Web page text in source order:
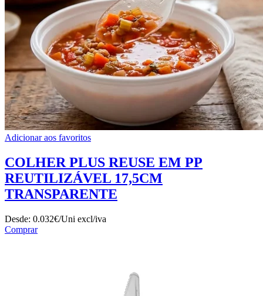
Adicionar aos favoritos
COLHER PLUS REUSE EM PP
REUTILIZÁVEL 17,5CM
TRANSPARENTE
Desde: 0.032€/Uni excl/iva
Comprar